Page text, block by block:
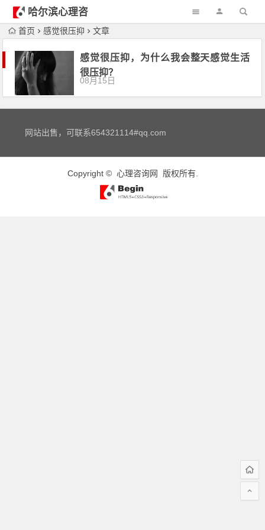
哈尔滨心理咨
询首页 感觉很压抑 文章
感觉很压抑，为什么我会整天感觉生活
很压抑？
08月15日
网站出售，可联系654321114#qq.com
Copyright © 心理咨询网 版权所有.